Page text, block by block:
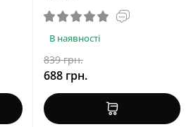
В наявності
839 грн.
688 грн.